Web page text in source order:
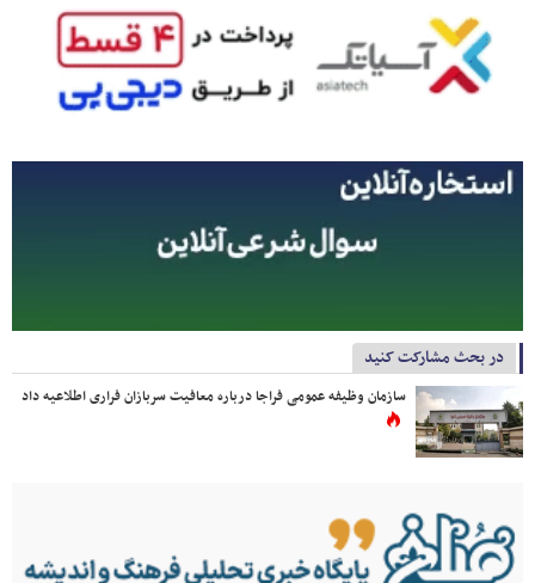
در بحث مشارکت کنید
سازمان وظیفه عمومی فراجا درباره معافیت سربازان فراری اطلاعیه داد